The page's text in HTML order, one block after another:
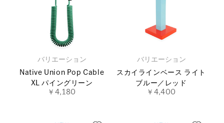
バリエーション
Native Union Pop Cable
XL パイングリーン
￥4,180
バリエーション
スカイラインベース ライト
ブルー／レッド
￥4,400